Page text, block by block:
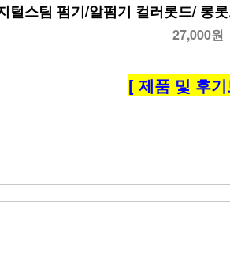
털스팀 펌기/알펌기 컬러롯드/ 롱
27,000원
[ 제품 및 후